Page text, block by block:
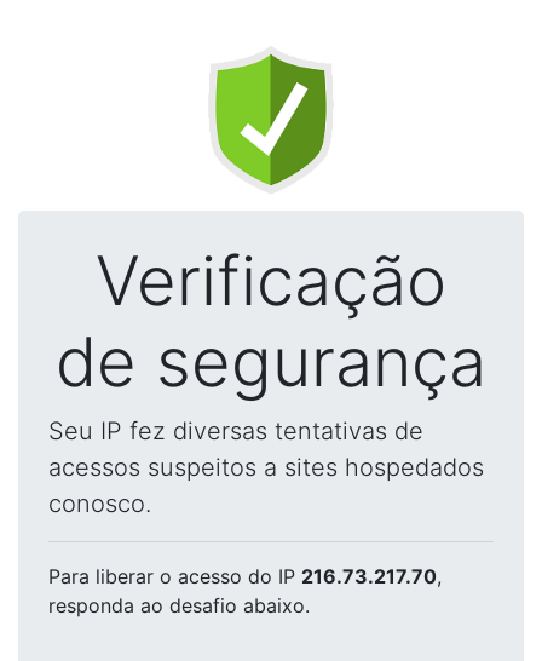
Verificação
de segurança
Seu IP fez diversas tentativas de
acessos suspeitos a sites hospedados
conosco.
Para liberar o acesso do IP 216.73.217.70,
responda ao desafio abaixo.